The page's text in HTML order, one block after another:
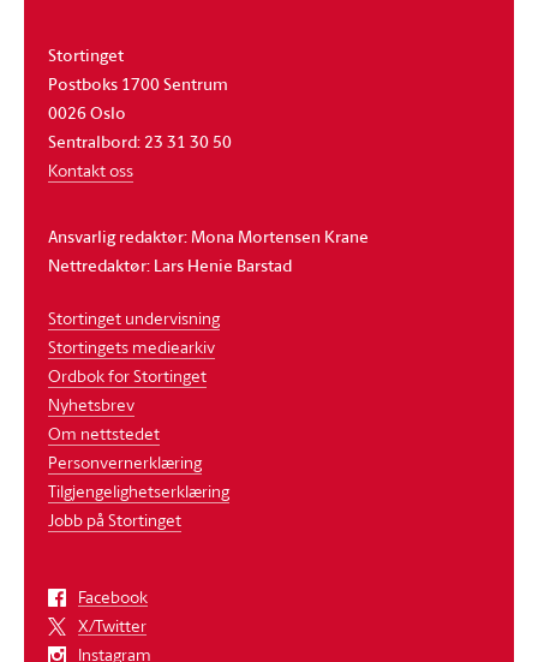
Stortinget
Postboks 1700 Sentrum
0026 Oslo
Sentralbord: 23 31 30 50
Kontakt oss
Ansvarlig redaktør: Mona Mortensen Krane
Nettredaktør: Lars Henie Barstad
Stortinget undervisning
Stortingets mediearkiv
Ordbok for Stortinget
Nyhetsbrev
Om nettstedet
Personvernerklæring
Tilgjengelighetserklæring
Jobb på Stortinget
Facebook
X/Twitter
Instagram